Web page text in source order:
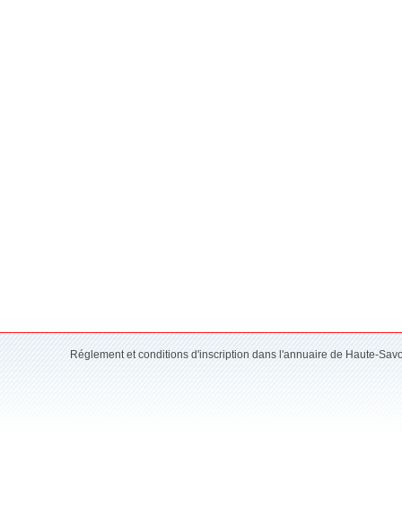
Réglement et conditions d'inscription dans l'annuaire de Haute-